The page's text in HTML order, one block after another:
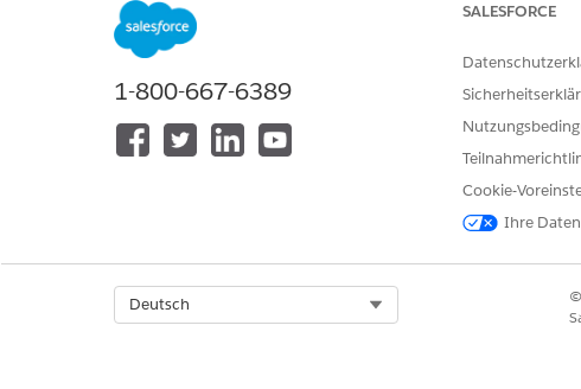
KONNTEN SIE IHR PROBLEM MITHILFE
Geben Sie uns Feedback, damit wir uns
1-800-667-6389
SALESFORCE
Cookie-
Ihre
Deutsch